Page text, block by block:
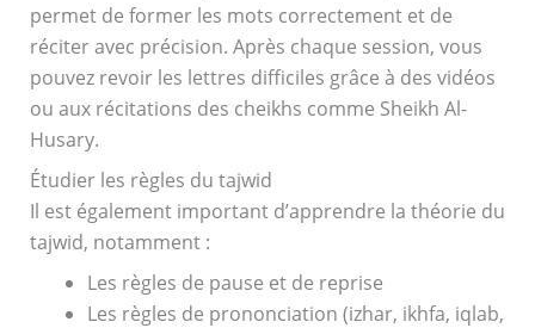
permet de former les mots correctement et de
réciter avec précision. Après chaque session, vous
pouvez revoir les lettres difficiles grâce à des vidéos
ou aux récitations des cheikhs comme Sheikh Al-
Husary.
Étudier les règles du tajwid
Il est également important d’apprendre la théorie du
tajwid, notamment :
Les règles de pause et de reprise
Les règles de prononciation (izhar, ikhfa, iqlab,